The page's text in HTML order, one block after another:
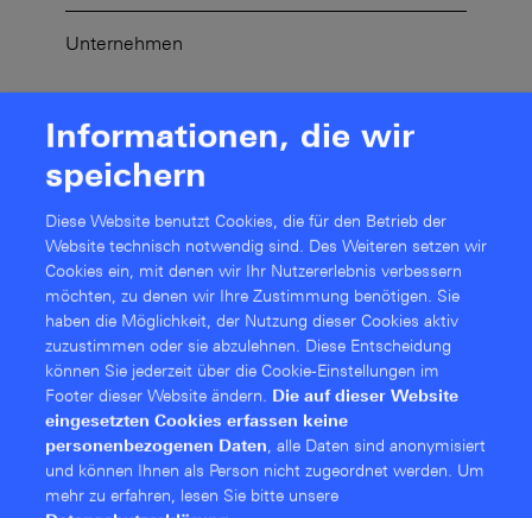
Unternehmen
E-Mail-Adresse*
Ich habe dieDatenschutzerklärunggelesen
und stimme der Speicherung und Verarbeitung
meiner Daten durch die Rohde & Schwarz
Networks and Cybersecurity GmbH zu. Rohde
& Schwarz Networks and Cybersecurity GmbH
nutzt diese Daten, um mich, auch durch
automatisierte Verarbeitungsvorgänge
(Anreicherung, Auswertungen und
Messungen), selbst oder durch Dritte zu
kontaktieren und mir Informationen über
Informationen, die wir
speichern
Diese Website benutzt Cookies, die für den Betrieb der
Website technisch notwendig sind. Des Weiteren setzen wir
Cookies ein, mit denen wir Ihr Nutzererlebnis verbessern
möchten, zu denen wir Ihre Zustimmung benötigen. Sie
haben die Möglichkeit, der Nutzung dieser Cookies aktiv
zuzustimmen oder sie abzulehnen. Diese Entschei­dung
können Sie jederzeit über die Cookie-Einstellungen im
Footer dieser Website ändern. Die auf dieser Website
eingesetzten Cookies erfassen keine
personenbezogenen Daten, alle Daten sind anonymisiert
und können Ihnen als Person nicht zugeordnet werden. Um
mehr zu erfahren, lesen Sie bitte unsere